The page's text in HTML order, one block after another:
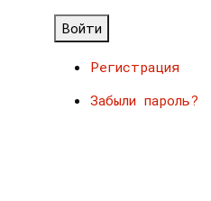
Войти
Регистрация
Забыли пароль?